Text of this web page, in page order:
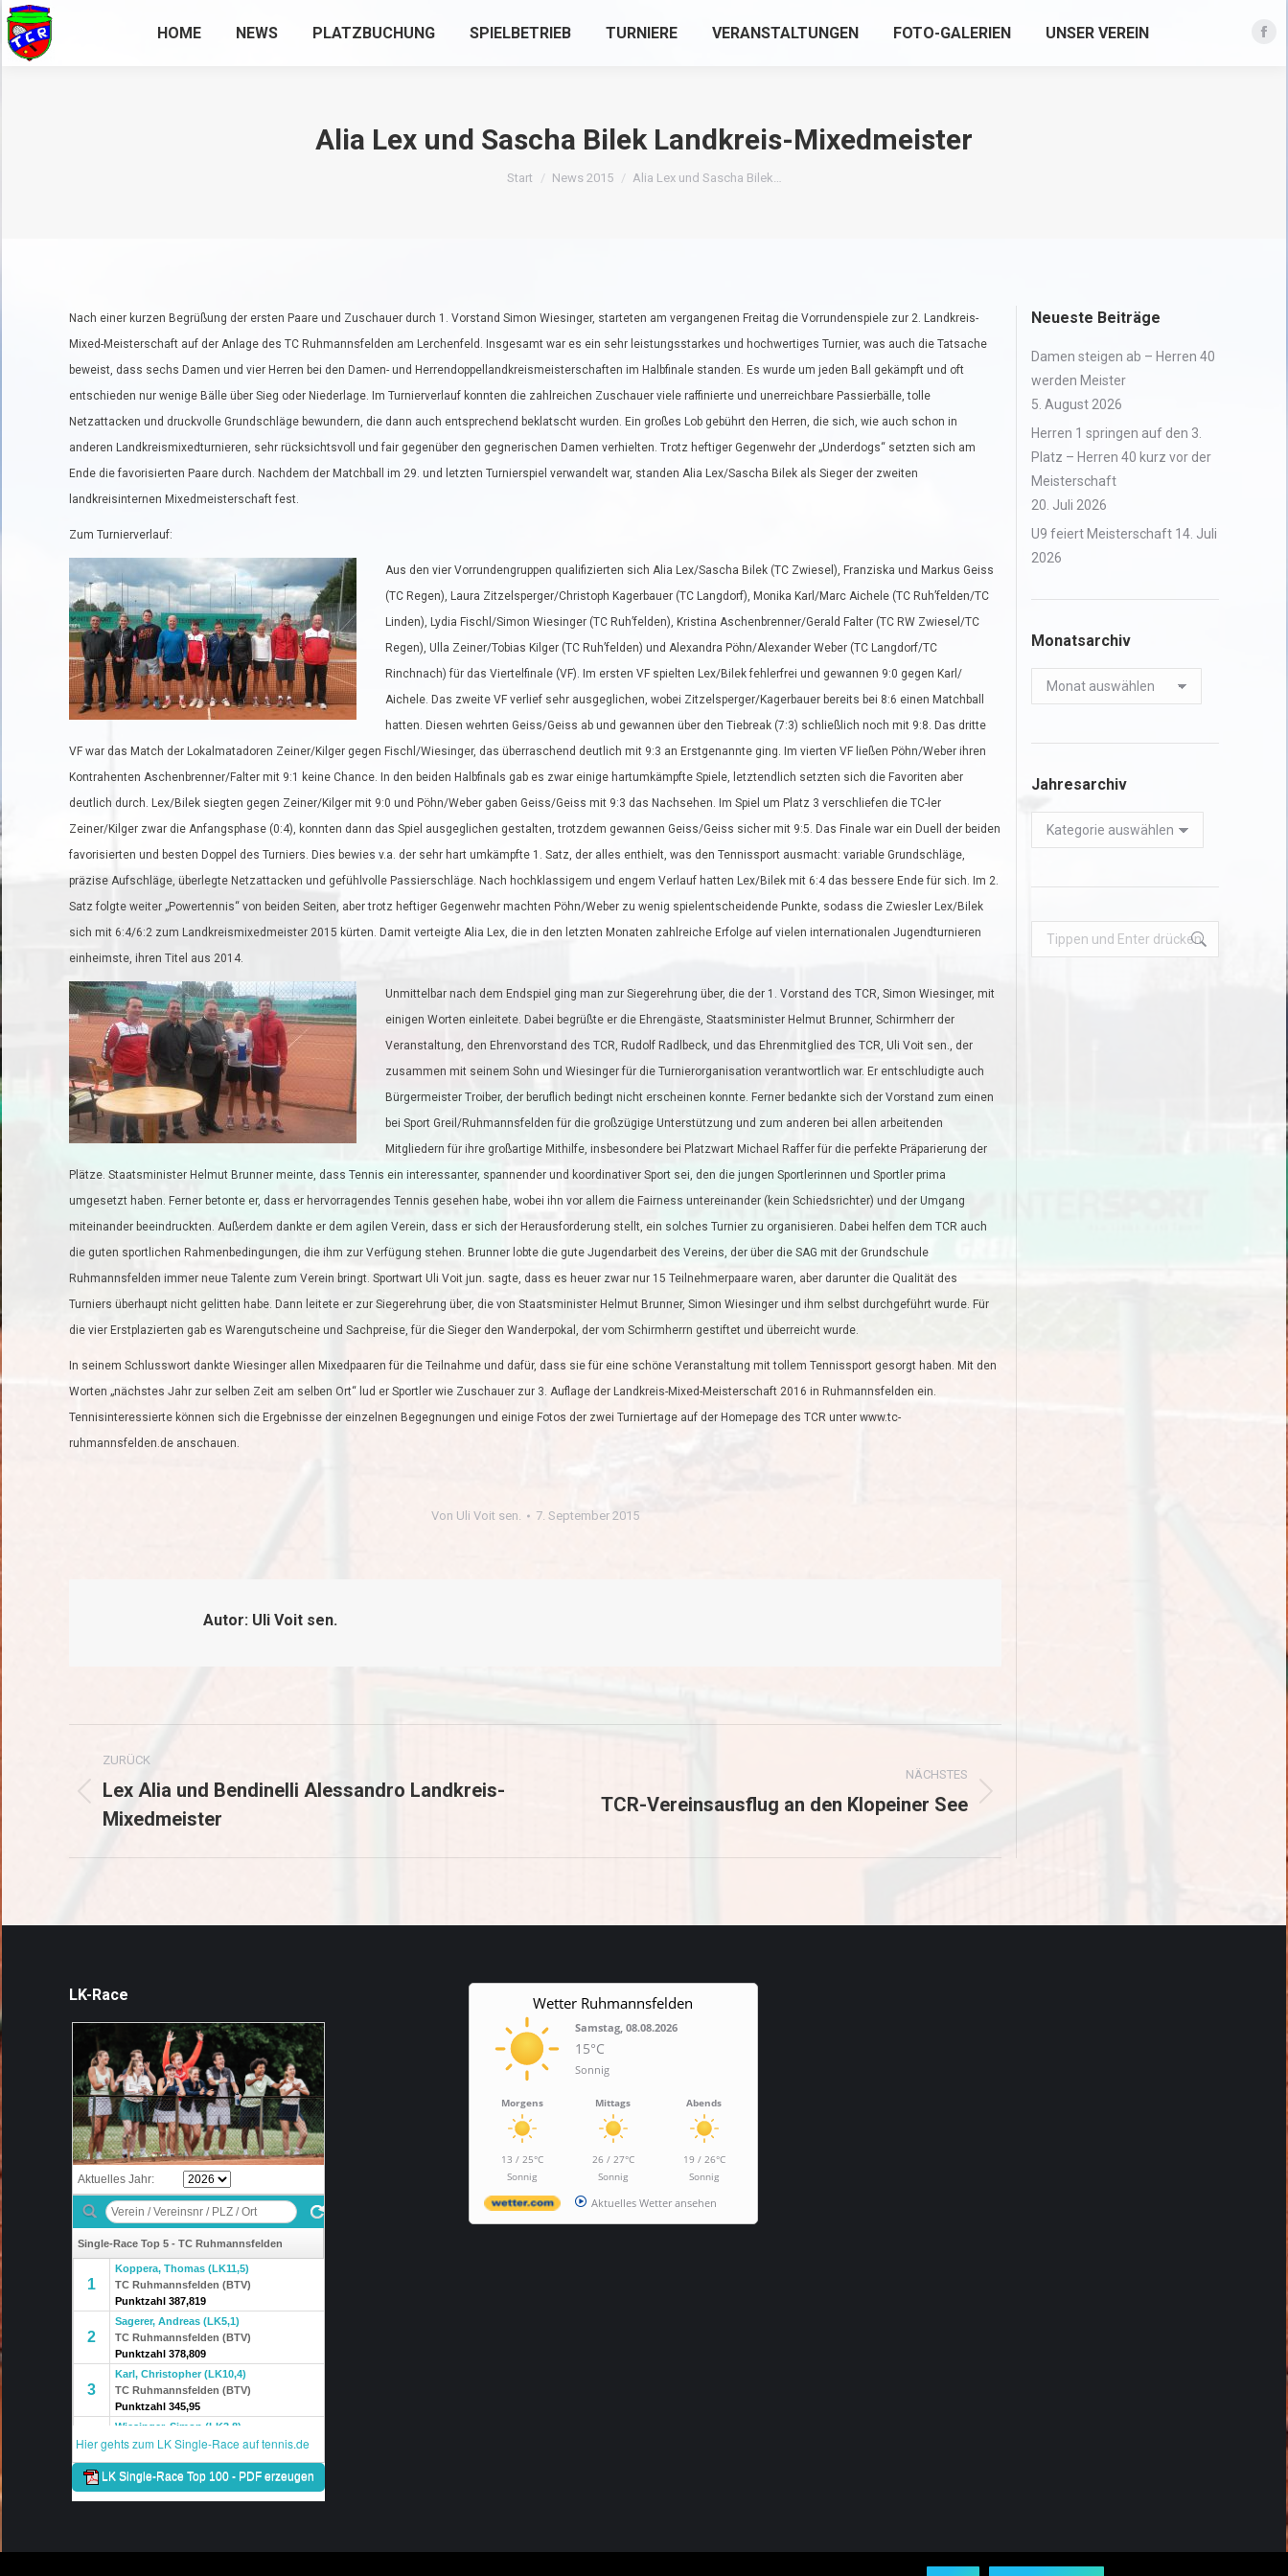
HOME NEWS PLATZBUCHUNG SPIELBETRIEB TURNIERE VERANSTALTUNGEN FOTO-GALERIEN UNSER VEREIN
Alia Lex und Sascha Bilek Landkreis-Mixedmeister
Sie befinden sich hier:
Start News 2015 Alia Lex und Sascha Bilek…
Nach einer kurzen Begrüßung der ersten Paare und Zuschauer durch 1. Vorstand Simon Wiesinger, starteten am vergangenen Freitag die Vorrundenspiele zur 2. Landkreis-
Mixed-Meisterschaft auf der Anlage des TC Ruhmannsfelden am Lerchenfeld. Insgesamt war es ein sehr leistungsstarkes und hochwertiges Turnier, was auch die Tatsache
beweist, dass sechs Damen und vier Herren bei den Damen- und Herrendoppellandkreismeisterschaften im Halbfinale standen. Es wurde um jeden Ball gekämpft und oft
entschieden nur wenige Bälle über Sieg oder Niederlage. Im Turnierverlauf konnten die zahlreichen Zuschauer viele raffinierte und unerreichbare Passierbälle, tolle
Netzattacken und druckvolle Grundschläge bewundern, die dann auch entsprechend beklatscht wurden. Ein großes Lob gebührt den Herren, die sich, wie auch schon in
anderen Landkreismixedturnieren, sehr rücksichtsvoll und fair gegenüber den gegnerischen Damen verhielten. Trotz heftiger Gegenwehr der „Underdogs“ setzten sich am
Ende die favorisierten Paare durch. Nachdem der Matchball im 29. und letzten Turnierspiel verwandelt war, standen Alia Lex/Sascha Bilek als Sieger der zweiten
landkreisinternen Mixedmeisterschaft fest.
Zum Turnierverlauf:
Aus den vier Vorrundengruppen qualifizierten sich Alia Lex/Sascha Bilek (TC Zwiesel), Franziska und Markus Geiss
(TC Regen), Laura Zitzelsperger/Christoph Kagerbauer (TC Langdorf), Monika Karl/Marc Aichele (TC Ruh’felden/TC
Linden), Lydia Fischl/Simon Wiesinger (TC Ruh’felden), Kristina Aschenbrenner/Gerald Falter (TC RW Zwiesel/TC
Regen), Ulla Zeiner/Tobias Kilger (TC Ruh’felden) und Alexandra Pöhn/Alexander Weber (TC Langdorf/TC
Rinchnach) für das Viertelfinale (VF). Im ersten VF spielten Lex/Bilek fehlerfrei und gewannen 9:0 gegen Karl/
Aichele. Das zweite VF verlief sehr ausgeglichen, wobei Zitzelsperger/Kagerbauer bereits bei 8:6 einen Matchball
hatten. Diesen wehrten Geiss/Geiss ab und gewannen über den Tiebreak (7:3) schließlich noch mit 9:8. Das dritte
VF war das Match der Lokalmatadoren Zeiner/Kilger gegen Fischl/Wiesinger, das überraschend deutlich mit 9:3 an Erstgenannte ging. Im vierten VF ließen Pöhn/Weber ihren
Kontrahenten Aschenbrenner/Falter mit 9:1 keine Chance. In den beiden Halbfinals gab es zwar einige hartumkämpfte Spiele, letztendlich setzten sich die Favoriten aber
deutlich durch. Lex/Bilek siegten gegen Zeiner/Kilger mit 9:0 und Pöhn/Weber gaben Geiss/Geiss mit 9:3 das Nachsehen. Im Spiel um Platz 3 verschliefen die TC-ler
Zeiner/Kilger zwar die Anfangsphase (0:4), konnten dann das Spiel ausgeglichen gestalten, trotzdem gewannen Geiss/Geiss sicher mit 9:5. Das Finale war ein Duell der beiden
favorisierten und besten Doppel des Turniers. Dies bewies v.a. der sehr hart umkämpfte 1. Satz, der alles enthielt, was den Tennissport ausmacht: variable Grundschläge,
präzise Aufschläge, überlegte Netzattacken und gefühlvolle Passierschläge. Nach hochklassigem und engem Verlauf hatten Lex/Bilek mit 6:4 das bessere Ende für sich. Im 2.
Satz folgte weiter „Powertennis“ von beiden Seiten, aber trotz heftiger Gegenwehr machten Pöhn/Weber zu wenig spielentscheidende Punkte, sodass die Zwiesler Lex/Bilek
sich mit 6:4/6:2 zum Landkreismixedmeister 2015 kürten. Damit verteigte Alia Lex, die in den letzten Monaten zahlreiche Erfolge auf vielen internationalen Jugendturnieren
einheimste, ihren Titel aus 2014.
Unmittelbar nach dem Endspiel ging man zur Siegerehrung über, die der 1. Vorstand des TCR, Simon Wiesinger, mit
einigen Worten einleitete. Dabei begrüßte er die Ehrengäste, Staatsminister Helmut Brunner, Schirmherr der
Veranstaltung, den Ehrenvorstand des TCR, Rudolf Radlbeck, und das Ehrenmitglied des TCR, Uli Voit sen., der
zusammen mit seinem Sohn und Wiesinger für die Turnierorganisation verantwortlich war. Er entschludigte auch
Bürgermeister Troiber, der beruflich bedingt nicht erscheinen konnte. Ferner bedankte sich der Vorstand zum einen
bei Sport Greil/Ruhmannsfelden für die großzügige Unterstützung und zum anderen bei allen arbeitenden
Mitgliedern für ihre großartige Mithilfe, insbesondere bei Platzwart Michael Raffer für die perfekte Präparierung der
Plätze. Staatsminister Helmut Brunner meinte, dass Tennis ein interessanter, spannender und koordinativer Sport sei, den die jungen Sportlerinnen und Sportler prima
umgesetzt haben. Ferner betonte er, dass er hervorragendes Tennis gesehen habe, wobei ihn vor allem die Fairness untereinander (kein Schiedsrichter) und der Umgang
miteinander beeindruckten. Außerdem dankte er dem agilen Verein, dass er sich der Herausforderung stellt, ein solches Turnier zu organisieren. Dabei helfen dem TCR auch
die guten sportlichen Rahmenbedingungen, die ihm zur Verfügung stehen. Brunner lobte die gute Jugendarbeit des Vereins, der über die SAG mit der Grundschule
Ruhmannsfelden immer neue Talente zum Verein bringt. Sportwart Uli Voit jun. sagte, dass es heuer zwar nur 15 Teilnehmerpaare waren, aber darunter die Qualität des
Turniers überhaupt nicht gelitten habe. Dann leitete er zur Siegerehrung über, die von Staatsminister Helmut Brunner, Simon Wiesinger und ihm selbst durchgeführt wurde. Für
die vier Erstplazierten gab es Warengutscheine und Sachpreise, für die Sieger den Wanderpokal, der vom Schirmherrn gestiftet und überreicht wurde.
In seinem Schlusswort dankte Wiesinger allen Mixedpaaren für die Teilnahme und dafür, dass sie für eine schöne Veranstaltung mit tollem Tennissport gesorgt haben. Mit den
Worten „nächstes Jahr zur selben Zeit am selben Ort“ lud er Sportler wie Zuschauer zur 3. Auflage der Landkreis-Mixed-Meisterschaft 2016 in Ruhmannsfelden ein.
Tennisinteressierte können sich die Ergebnisse der einzelnen Begegnungen und einige Fotos der zwei Turniertage auf der Homepage des TCR unter www.tc-
ruhmannsfelden.de anschauen.
Von Uli Voit sen. 7. September 2015
Autor: Uli Voit sen.
Kommentarnavigation
ZURÜCK
Beitrag:
Lex Alia und Bendinelli Alessandro Landkreis-
Mixedmeister
NÄCHSTES
NächsterTCR-Vereinsausflug an den Klopeiner See
Neueste Beiträge
Damen steigen ab – Herren 40
werden Meister
5. August 2026
Herren 1 springen auf den 3.
Platz – Herren 40 kurz vor der
Meisterschaft
20. Juli 2026
U9 feiert Meisterschaft 14. Juli
2026
Monatsarchiv
Monatsarchiv
Jahresarchiv
Jahresarchiv
Search:
LK-Race Wetter Ruhmannsfelden
Samstag, 08.08.2026
15°C
Sonnig
Morgens
13 / 25°C
Sonnig
Mittags
26 / 27°C
Sonnig
Abends
19 / 26°C
Sonnig
Aktuelles Wetter ansehen